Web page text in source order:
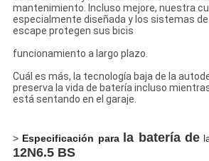
mantenimiento. Incluso mejore, nuestra
especialmente diseñada y los sistemas de
escape protegen sus bicis
funcionamiento a largo plazo.
Cuál es más, la tecnología baja de la
preserva la vida de batería incluso
está sentando en el garaje.
> Especificación para la batería de
12N6.5 BS